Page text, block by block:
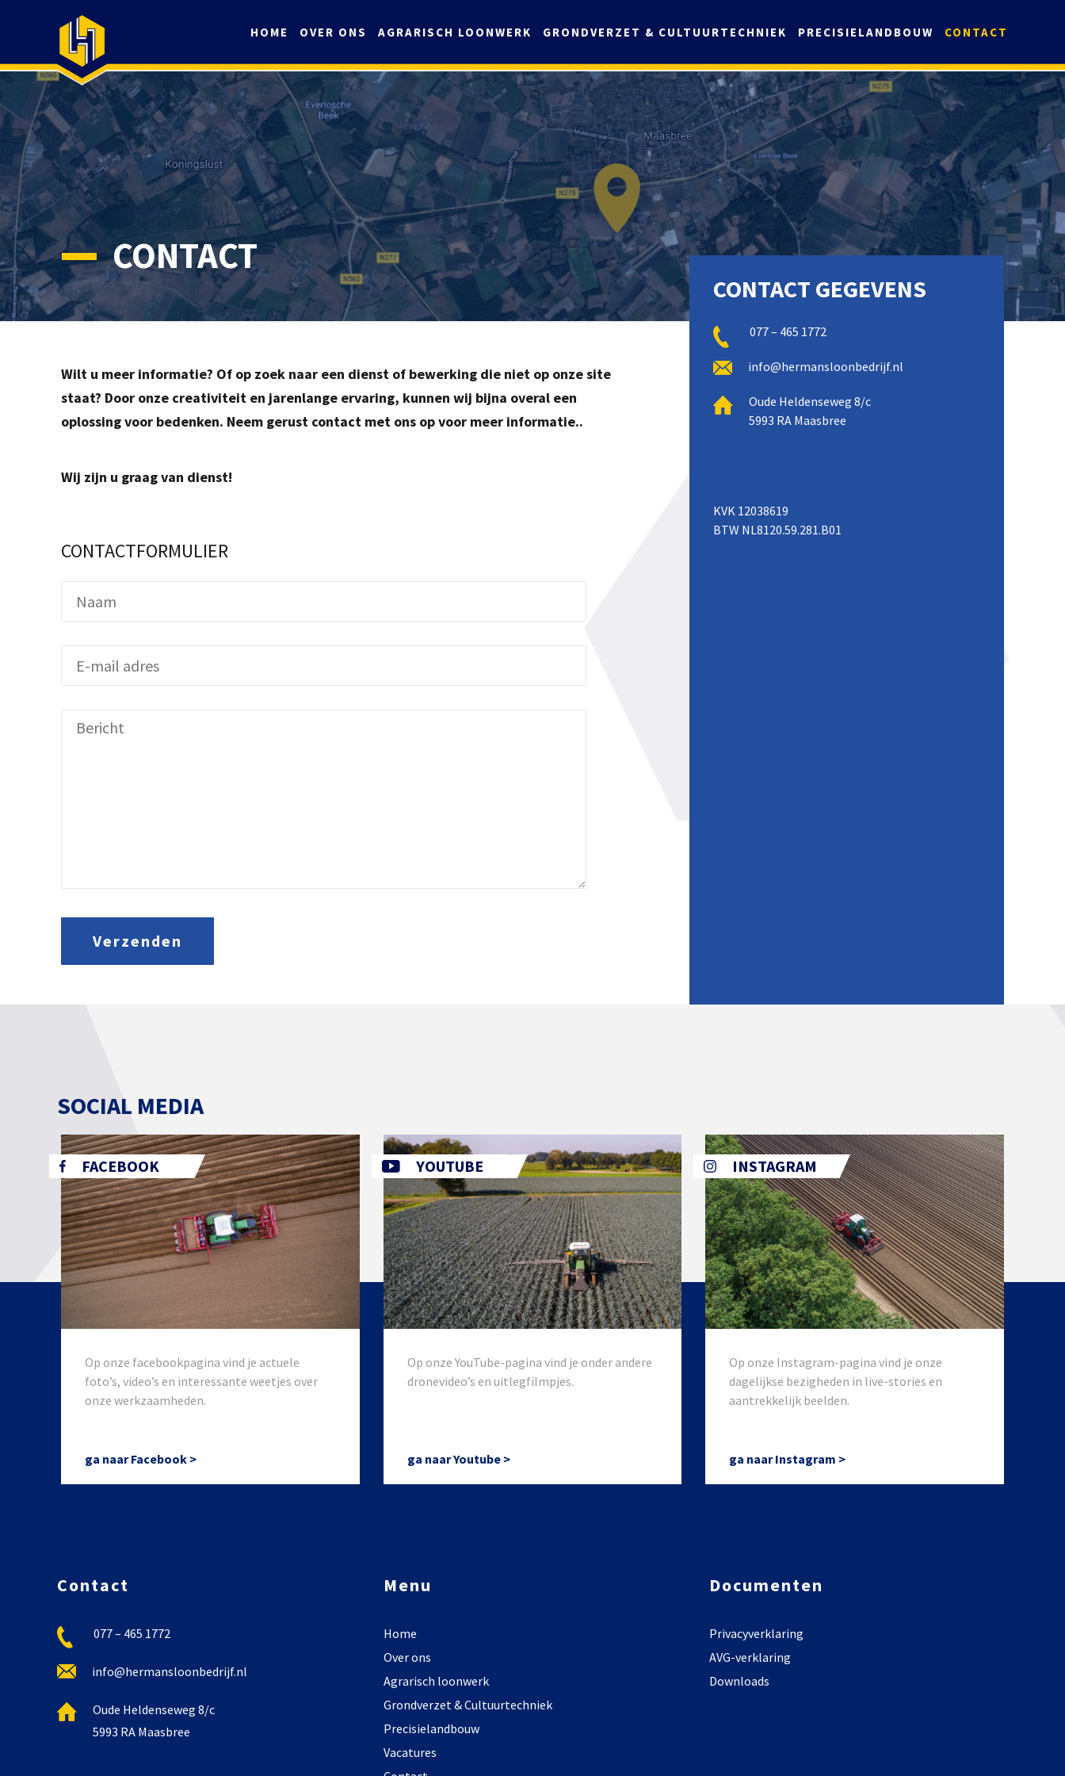
HOME OVER ONS AGRARISCH LOONWERK GRONDVERZET & CULTUURTECHNIEK PRECISIELANDBOUW CONTACT
CONTACT
Wilt u meer informatie? Of op zoek naar een dienst of bewerking die niet op onze site
staat? Door onze creativiteit en jarenlange ervaring, kunnen wij bijna overal een
oplossing voor bedenken. Neem gerust contact met ons op voor meer informatie..
Wij zijn u graag van dienst!
CONTACTFORMULIER
CONTACT GEGEVENS
077 – 465 1772
info@hermansloonbedrijf.nl
Oude Heldenseweg 8/c
5993 RA Maasbree
KVK 12038619
BTW NL8120.59.281.B01
SOCIAL MEDIA
FACEBOOK
Op onze facebookpagina vind je actuele
foto’s, video’s en interessante weetjes over
onze werkzaamheden.
YOUTUBE
Op onze YouTube-pagina vind je onder andere
dronevideo’s en uitlegfilmpjes.
INSTAGRAM
Op onze Instagram-pagina vind je onze
dagelijkse bezigheden in live-stories en
aantrekkelijk beelden.
ga naar Facebook > ga naar Youtube > ga naar Instagram >
Contact
077 – 465 1772
info@hermansloonbedrijf.nl
Oude Heldenseweg 8/c
5993 RA Maasbree
Menu
Home
Over ons
Agrarisch loonwerk
Grondverzet & Cultuurtechniek
Precisielandbouw
Vacatures
Documenten
Privacyverklaring
AVG-verklaring
Downloads